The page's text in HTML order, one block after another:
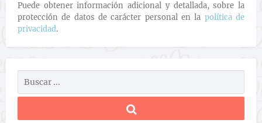
Puede obtener información adicional y detallada, sobre la
protección de datos de carácter personal en la política de
privacidad.